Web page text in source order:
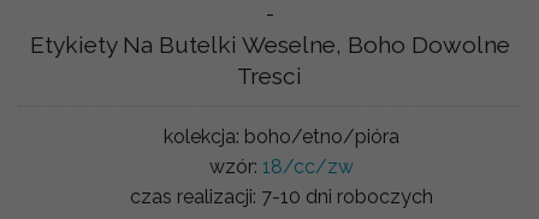
-
Etykiety Na Butelki Weselne, Boho Dowolne
Tresci
kolekcja: boho/etno/pióra
wzór: 18/cc/zw
czas realizacji: 7-10 dni roboczych